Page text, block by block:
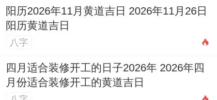
重要性
2025年8月7日对天蝎座而言 - 是检验应变能
力同决策智慧的关键节点。
说实话 - 无论是职场中的竞争压力~还是情
阳历2026年11月黄道吉日 2026年11月26日
阳历黄道吉日
八字
四月适合装修开工的日子2026年 2026年四
月份适合装修开工的黄道吉日